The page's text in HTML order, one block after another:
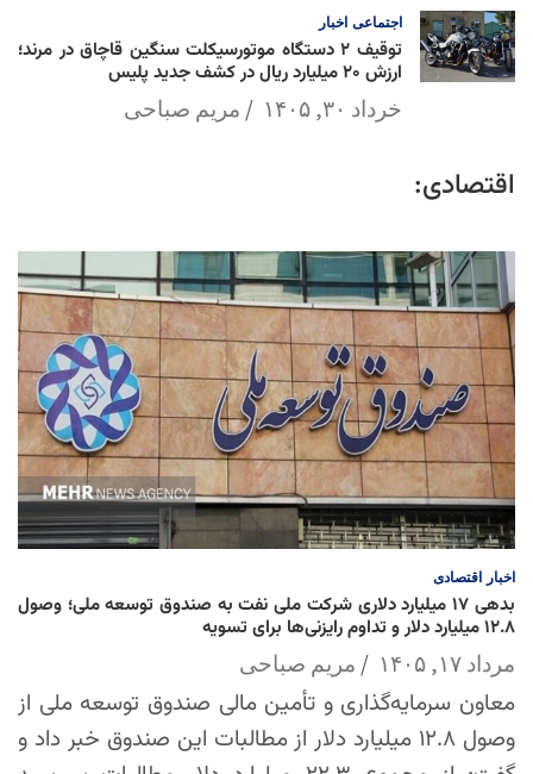
اجتماعی اخبار
توقیف ۲ دستگاه موتورسیکلت سنگین قاچاق در مرند؛
ارزش ۲۰ میلیارد ریال در کشف جدید پلیس
خرداد ۳۰, ۱۴۰۵ مریم صباحی
اقتصادی:
اخبار اقتصادی
بدهی ۱۷ میلیارد دلاری شرکت ملی نفت به صندوق توسعه ملی؛ وصول
۱۲.۸ میلیارد دلار و تداوم رایزنی‌ها برای تسویه
مرداد ۱۷, ۱۴۰۵ مریم صباحی
معاون سرمایه‌گذاری و تأمین مالی صندوق توسعه ملی از
وصول ۱۲.۸ میلیارد دلار از مطالبات این صندوق خبر داد و